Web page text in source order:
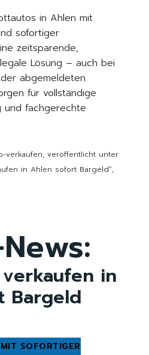
in Ahlen mit
sofortiger
zeitsparende,
Lösung – auch bei
abgemeldeten
für vollständige
und fachgerechte
verkaufen, veröffentlicht unter
in Ahlen sofort Bargeld“,
in
Bargeld
SOFORTIGER